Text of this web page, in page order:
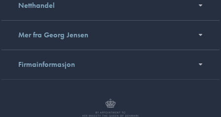
Netthandel
Mer fra Georg Jensen
Firmainformasjon